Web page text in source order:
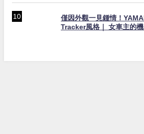
僅因外觀一見鍾情！
Tracker風格｜ 女車主的